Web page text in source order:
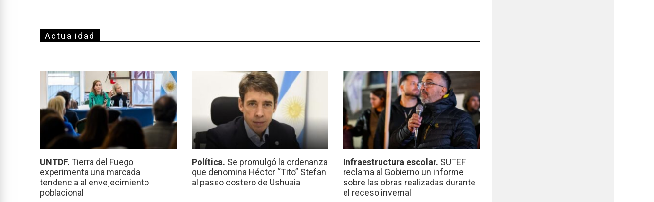
Actualidad
UNTDF. Tierra del Fuego
experimenta una marcada
tendencia al envejecimiento
poblacional
Política. Se promulgó la ordenanza
que denomina Héctor “Tito” Stefani
al paseo costero de Ushuaia
Infraestructura escolar. SUTEF
reclama al Gobierno un informe
sobre las obras realizadas durante
el receso invernal